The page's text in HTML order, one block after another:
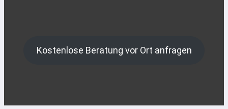
Kostenlose Beratung vor Ort anfragen